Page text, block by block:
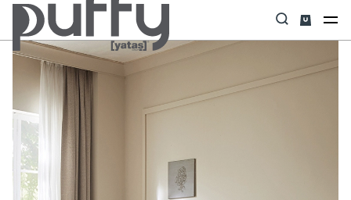
Anasayfa Baza Prime